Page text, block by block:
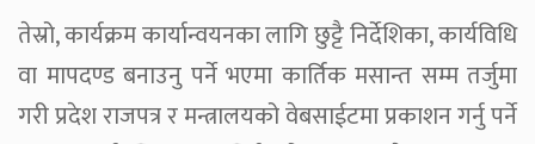
तेस्रो, कार्यक्रम कार्यान्वयनका लागि छुट्टै निर्देशिका, कार्यविधि
वा मापदण्ड बनाउनु पर्ने भएमा कार्तिक मसान्त सम्म तर्जुमा
गरी प्रदेश राजपत्र र मन्त्रालयको वेबसाईटमा प्रकाशन गर्नु पर्ने